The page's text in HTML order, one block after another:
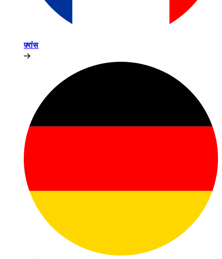
फ़्रांस​​